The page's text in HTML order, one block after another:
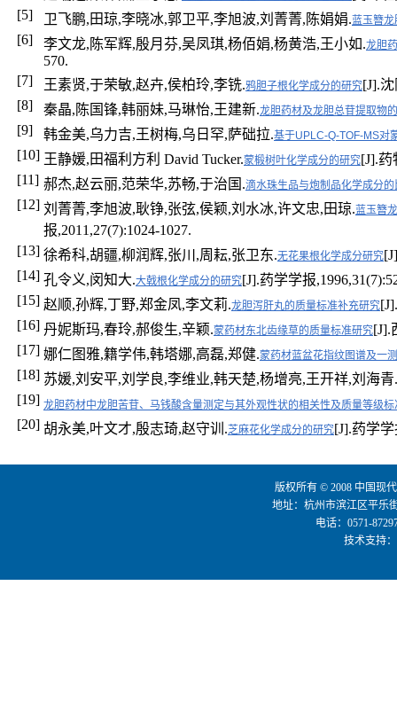
[5]
卫飞鹏,田琼,李晓冰,郭卫平,李旭波,刘菁菁,陈娟娟.蓝玉簪
[6] 李文龙,陈军辉,殷月芬,吴凤琪,杨佰娟,杨黄浩,王小如.龙胆
570.
[7]
王素贤,于荣敏,赵卉,侯柏玲,李铣.鸦胆子根化学成分的研究[J].
[8]
秦晶,陈国锋,韩丽妹,马琳怡,王建新.龙胆药材及龙胆总苷提取物
[9] 韩金美,乌力吉,王树梅,乌日罕,萨础拉.基于UPLC-Q-TOF-MS对
[10] 王静媛,田福利方利 David Tucker.蒙椴树叶化学成分的研究[J].药
[11] 郝杰,赵云丽,范荣华,苏畅,于治国.滴水珠生品与炮制品化学成分的
[12] 刘菁菁,李旭波,耿铮,张弦,侯颖,刘水冰,许文忠,田琼.蓝玉簪
报,2011,27(7):1024-1027.
[13] 徐希科,胡疆,柳润辉,张川,周耘,张卫东.无花果根化学成分研究
[14] 孔令义,闵知大.大戟根化学成分的研究[J].药学学报
[15] 赵顺,孙辉,丁野,郑金凤,李文莉.龙胆泻肝丸的质量标准补充研究
[16] 丹妮斯玛,春玲,郝俊生,辛颖.蒙药材东北齿缘草的质量标准研究[J].
[17] 娜仁图雅,籍学伟,韩塔娜,高磊,郑健.蒙药材蓝盆花指纹图谱及一
[18] 苏媛,刘安平,刘学良,李维业,韩天楚,杨增亮,王开祥,刘海青.
[19] 龙胆药材中龙胆苦苷、马钱酸含量测定与其外观性状的相关性及质量等级标
[20] 胡永美,叶文才,殷志琦,赵守训.芝麻花化学成分的研究[J].药学学
版权所有 © 2008 中国现
地址：杭州市滨江区平乐
电话：0571-
技术支持：